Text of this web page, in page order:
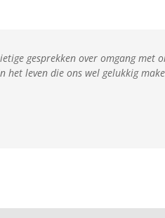
gesprekken over omgang met
het leven die ons wel gelukkig